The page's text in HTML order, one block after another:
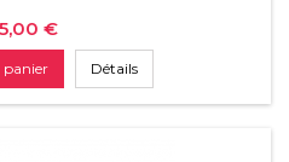
€
Détails